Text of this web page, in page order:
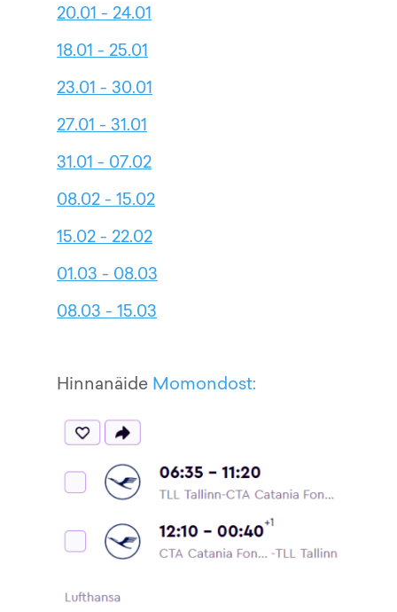
20.01 - 24.01
18.01 - 25.01
23.01 - 30.01
27.01 - 31.01
31.01 - 07.02
08.02 - 15.02
15.02 - 22.02
01.03 - 08.03
08.03 - 15.03
Hinnanäide Momondost: